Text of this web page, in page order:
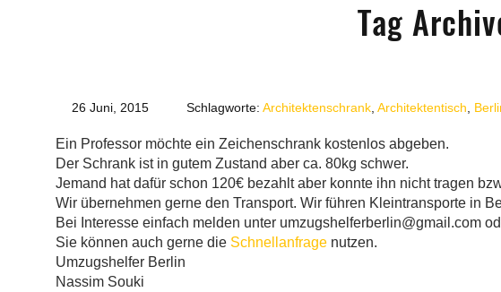
Tag
26 Juni, 2015 Schlagworte: Architektenschrank Architektentisch
Ein Professor möchte ein Zeichenschrank kostenlos abgeben.
Der Schrank ist in gutem Zustand aber ca. 80kg schwer.
Jemand hat dafür schon 120€ bezahlt aber konnte ihn nicht tragen
Wir übernehmen gerne den Transport. Wir führen Kleintransporte in
Bei Interesse einfach melden unter umzugshelferberlin@gmail.com
Sie können auch gerne die Schnellanfrage nutzen.
Umzugshelfer Berlin
Nassim Souki